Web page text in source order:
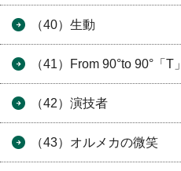
（40）生動
（41）From 90°to 90°「T」
（42）演技者
（43）オルメカの微笑